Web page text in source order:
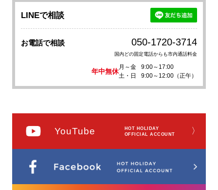
LINEで相談
お電話で相談 050-1720-3714
国内どの固定電話からも市内通話料金
年中無休
月～金
9:00～17:00
土・日
9:00～12:00（正午）
YouTube
HOT HOLIDAY
OFFICIAL ACCOUNT
〉